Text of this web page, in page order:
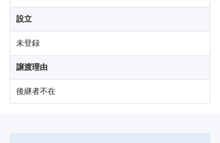
設立
未登録
譲渡理由
後継者不在